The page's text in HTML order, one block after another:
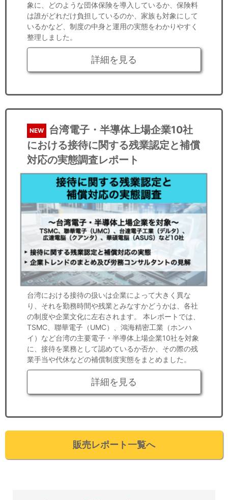
象に、どのような団体保険を導入しているか、保険料
は誰がどれだけ負担しているのか、家族も対象にして
いるかなど、制度の中身と運用の実態をわかりやすく
整理しました。
詳細を見る
NEW
台湾電子・半導体上場企業10社
における接待に関する残業認定と補償
対応の実態調査レポート
台湾における接待の扱いは企業によって大きく異な
り、それを勤務時間や残業とみなすかどうかは、各社
の制度や企業文化に左右されます。 本レポートでは、
TSMC、聯華電子（UMC）、鴻海精密工業（ホンハ
イ）など台湾の主要電子・半導体上場企業10社を対象
に、接待を業務として認めているか否か、その際の残
業手当や代休などの補償制度実態をまとめました。
詳細を見る
販売レポート一覧へ